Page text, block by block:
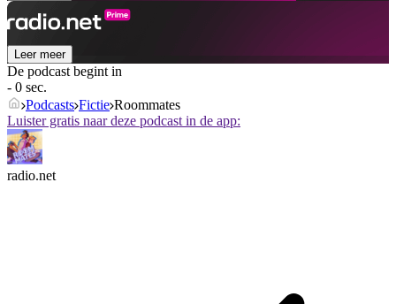
Leer meer
De podcast begint in
- 0 sec.
Podcasts Fictie Roommates
Luister gratis naar deze podcast in de app:
radio.net